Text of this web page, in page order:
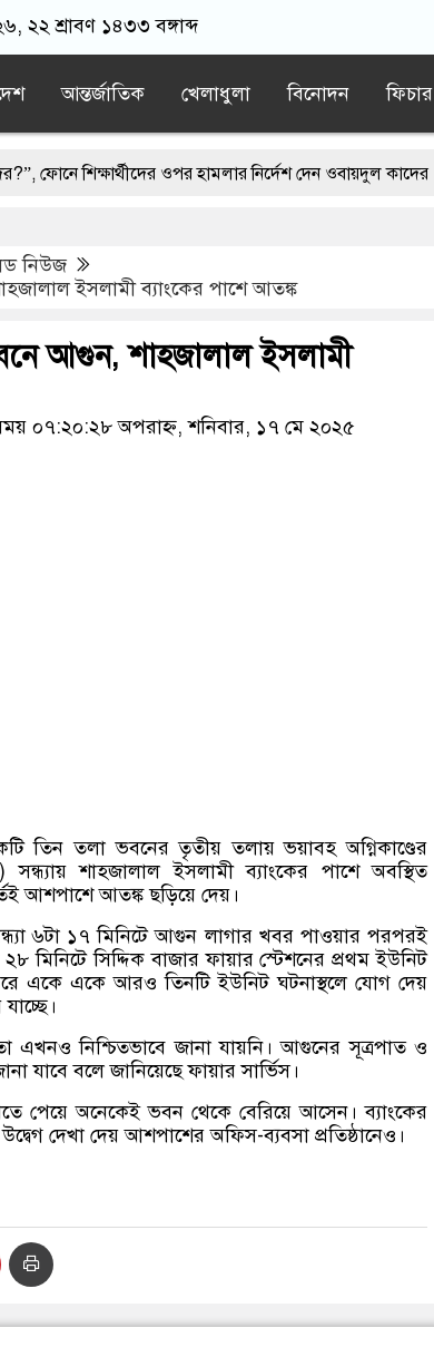
২২ শ্রাবণ ১৪৩৩ বঙ্গাব্দ
আন্তর্জাতিক খেলাধুলা বিনোদন ফিচার
ওপর হামলার নির্দেশ দেন ওবায়দুল কাদের
অপমান করেছে ভারত: রিজভী
নিউজ
ইসলামী ব্যাংকের পাশে আতঙ্ক
আগুন, শাহজালাল ইসলামী
০৭:২০:২৮ অপরাহ্ন, শনিবার, ১৭ মে ২০২৫
তিন তলা ভবনের তৃতীয় তলায় ভয়াবহ অগ্নিকাণ্ডের
শাহজালাল ইসলামী ব্যাংকের পাশে অবস্থিত
আশপাশে আতঙ্ক ছড়িয়ে দেয়।
৬টা ১৭ মিনিটে আগুন লাগার খবর পাওয়ার পরপরই
মিনিটে সিদ্দিক বাজার ফায়ার স্টেশনের প্রথম ইউনিট
একে একে আরও তিনটি ইউনিট ঘটনাস্থলে যোগ দেয়
নিশ্চিতভাবে জানা যায়নি। আগুনের সূত্রপাত ও
যাবে বলে জানিয়েছে ফায়ার সার্ভিস।
পেয়ে অনেকেই ভবন থেকে বেরিয়ে আসেন। ব্যাংকের
দেখা দেয় আশপাশের অফিস-ব্যবসা প্রতিষ্ঠানেও।